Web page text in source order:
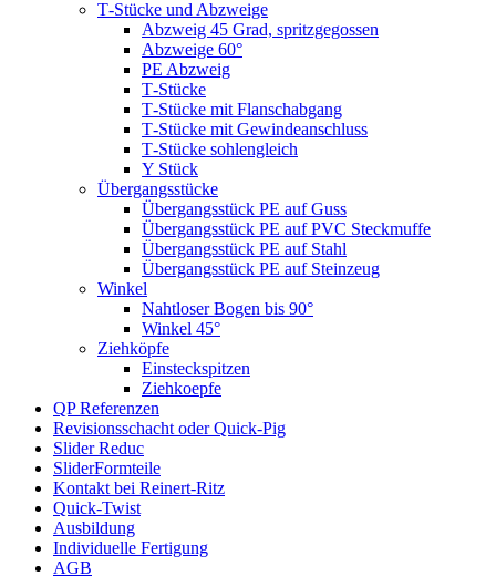
T‑Stücke und Abzweige
Abzweig 45 Grad, spritzgegossen
Abzweige 60°
PE Abzweig
T‑Stücke
T‑Stücke mit Flanschabgang
T‑Stücke mit Gewindeanschluss
T‑Stücke sohlen­gleich
Y Stück
Übergangs­stücke
Übergangs­stück PE auf Guss
Übergangs­stück PE auf PVC Steckmuffe
Übergangs­stück PE auf Stahl
Übergangs­stück PE auf Steinzeug
Winkel
Nahtloser Bogen bis 90°
Winkel 45°
Ziehköpfe
Einsteck­spitzen
Ziehkoepfe
QP Referenzen
Revisi­ons­schacht oder Quick-Pig
Slider Reduc
Slider­Form­teile
Kontakt bei Reinert-Ritz
Quick-Twist
Ausbildung
Indivi­duelle Fertigung
AGB